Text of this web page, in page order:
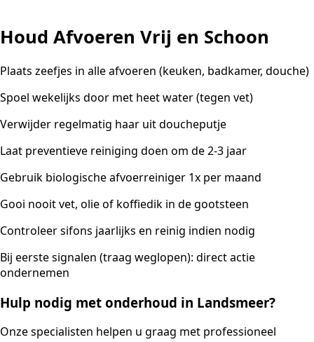
Houd Afvoeren Vrij en Schoon
Plaats zeefjes in alle afvoeren (keuken, badkamer, douche)
Spoel wekelijks door met heet water (tegen vet)
Verwijder regelmatig haar uit doucheputje
Laat preventieve reiniging doen om de 2-3 jaar
Gebruik biologische afvoerreiniger 1x per maand
Gooi nooit vet, olie of koffiedik in de gootsteen
Controleer sifons jaarlijks en reinig indien nodig
Bij eerste signalen (traag weglopen): direct actie
ondernemen
Hulp nodig met onderhoud in Landsmeer?
Onze specialisten helpen u graag met professioneel